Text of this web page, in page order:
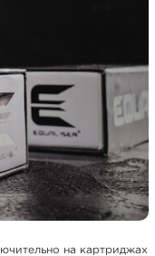
на картриджах